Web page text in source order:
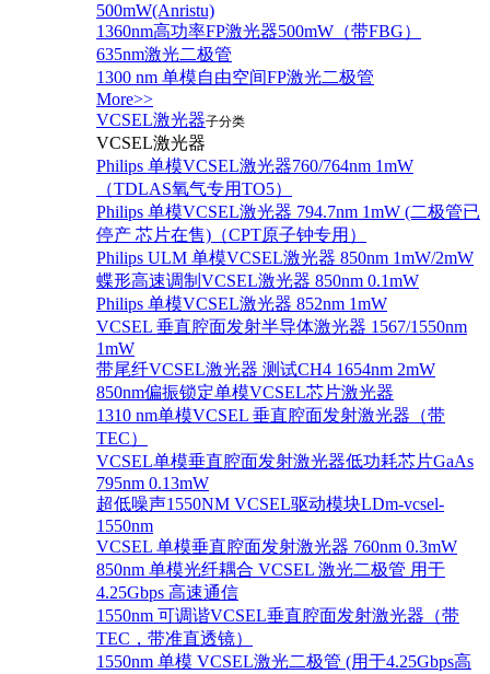
500mW(Anristu)
1360nm高功率FP激光器500mW（带FBG）
635nm激光二极管
1300 nm 单模自由空间FP激光二极管
More>>
VCSEL激光器子分类
VCSEL激光器
Philips 单模VCSEL激光器760/764nm 1mW
（TDLAS氧气专用TO5）
Philips 单模VCSEL激光器 794.7nm 1mW (二极管已
停产 芯片在售)（CPT原子钟专用）
Philips ULM 单模VCSEL激光器 850nm 1mW/2mW
蝶形高速调制VCSEL激光器 850nm 0.1mW
Philips 单模VCSEL激光器 852nm 1mW
VCSEL 垂直腔面发射半导体激光器 1567/1550nm
1mW
带尾纤VCSEL激光器 测试CH4 1654nm 2mW
850nm偏振锁定单模VCSEL芯片激光器
1310 nm单模VCSEL 垂直腔面发射激光器（带
TEC）
VCSEL单模垂直腔面发射激光器低功耗芯片GaAs
795nm 0.13mW
超低噪声1550NM VCSEL驱动模块LDm-vcsel-
1550nm
VCSEL 单模垂直腔面发射激光器 760nm 0.3mW
850nm 单模光纤耦合 VCSEL 激光二极管 用于
4.25Gbps 高速通信
1550nm 可调谐VCSEL垂直腔面发射激光器（带
TEC，带准直透镜）
1550nm 单模 VCSEL激光二极管 (用于4.25Gbps高